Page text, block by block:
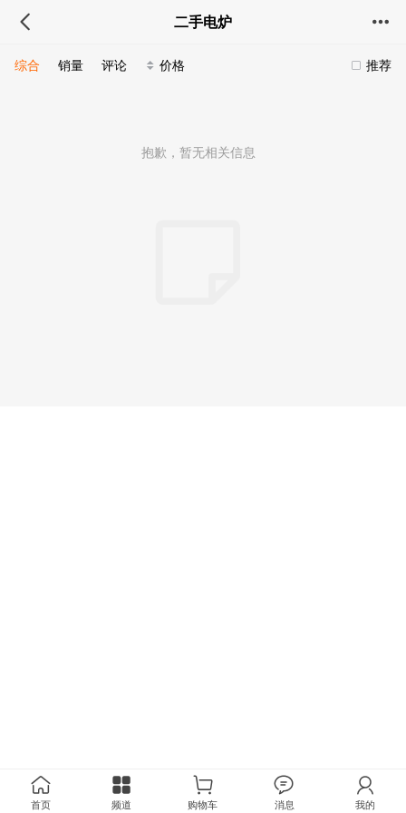
二手电炉
推荐
综合 销量 评论 价格
抱歉，暂无相关信息
首页 频道 购物车 消息 我的